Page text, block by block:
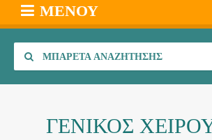
ΜΕΝΟΎ
ΜΠΑΡΈΤΑ ΑΝΑΖΉΤΗΣΗΣ
ΓΕΝΙΚΟΣ